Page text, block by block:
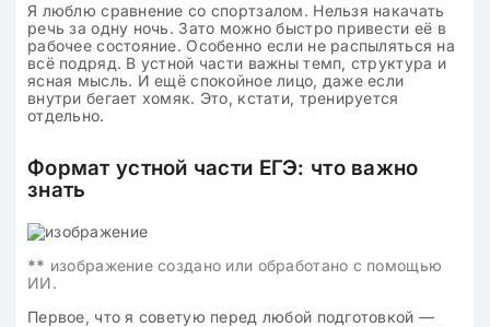
Я люблю сравнение со спортзалом. Нельзя накачать
речь за одну ночь. Зато можно быстро привести её в
рабочее состояние. Особенно если не распыляться на
всё подряд. В устной части важны темп, структура и
ясная мысль. И ещё спокойное лицо, даже если
внутри бегает хомяк. Это, кстати, тренируется
отдельно.
Формат устной части ЕГЭ: что важно
знать
** изображение создано или обработано с помощью
ИИ.
Первое, что я советую перед любой подготовкой —